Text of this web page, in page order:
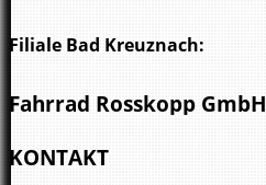
Filiale Bad Kreuznach:
Fahrrad Rosskopp GmbH
Wöllsteiner Str. 3
KONTAKT